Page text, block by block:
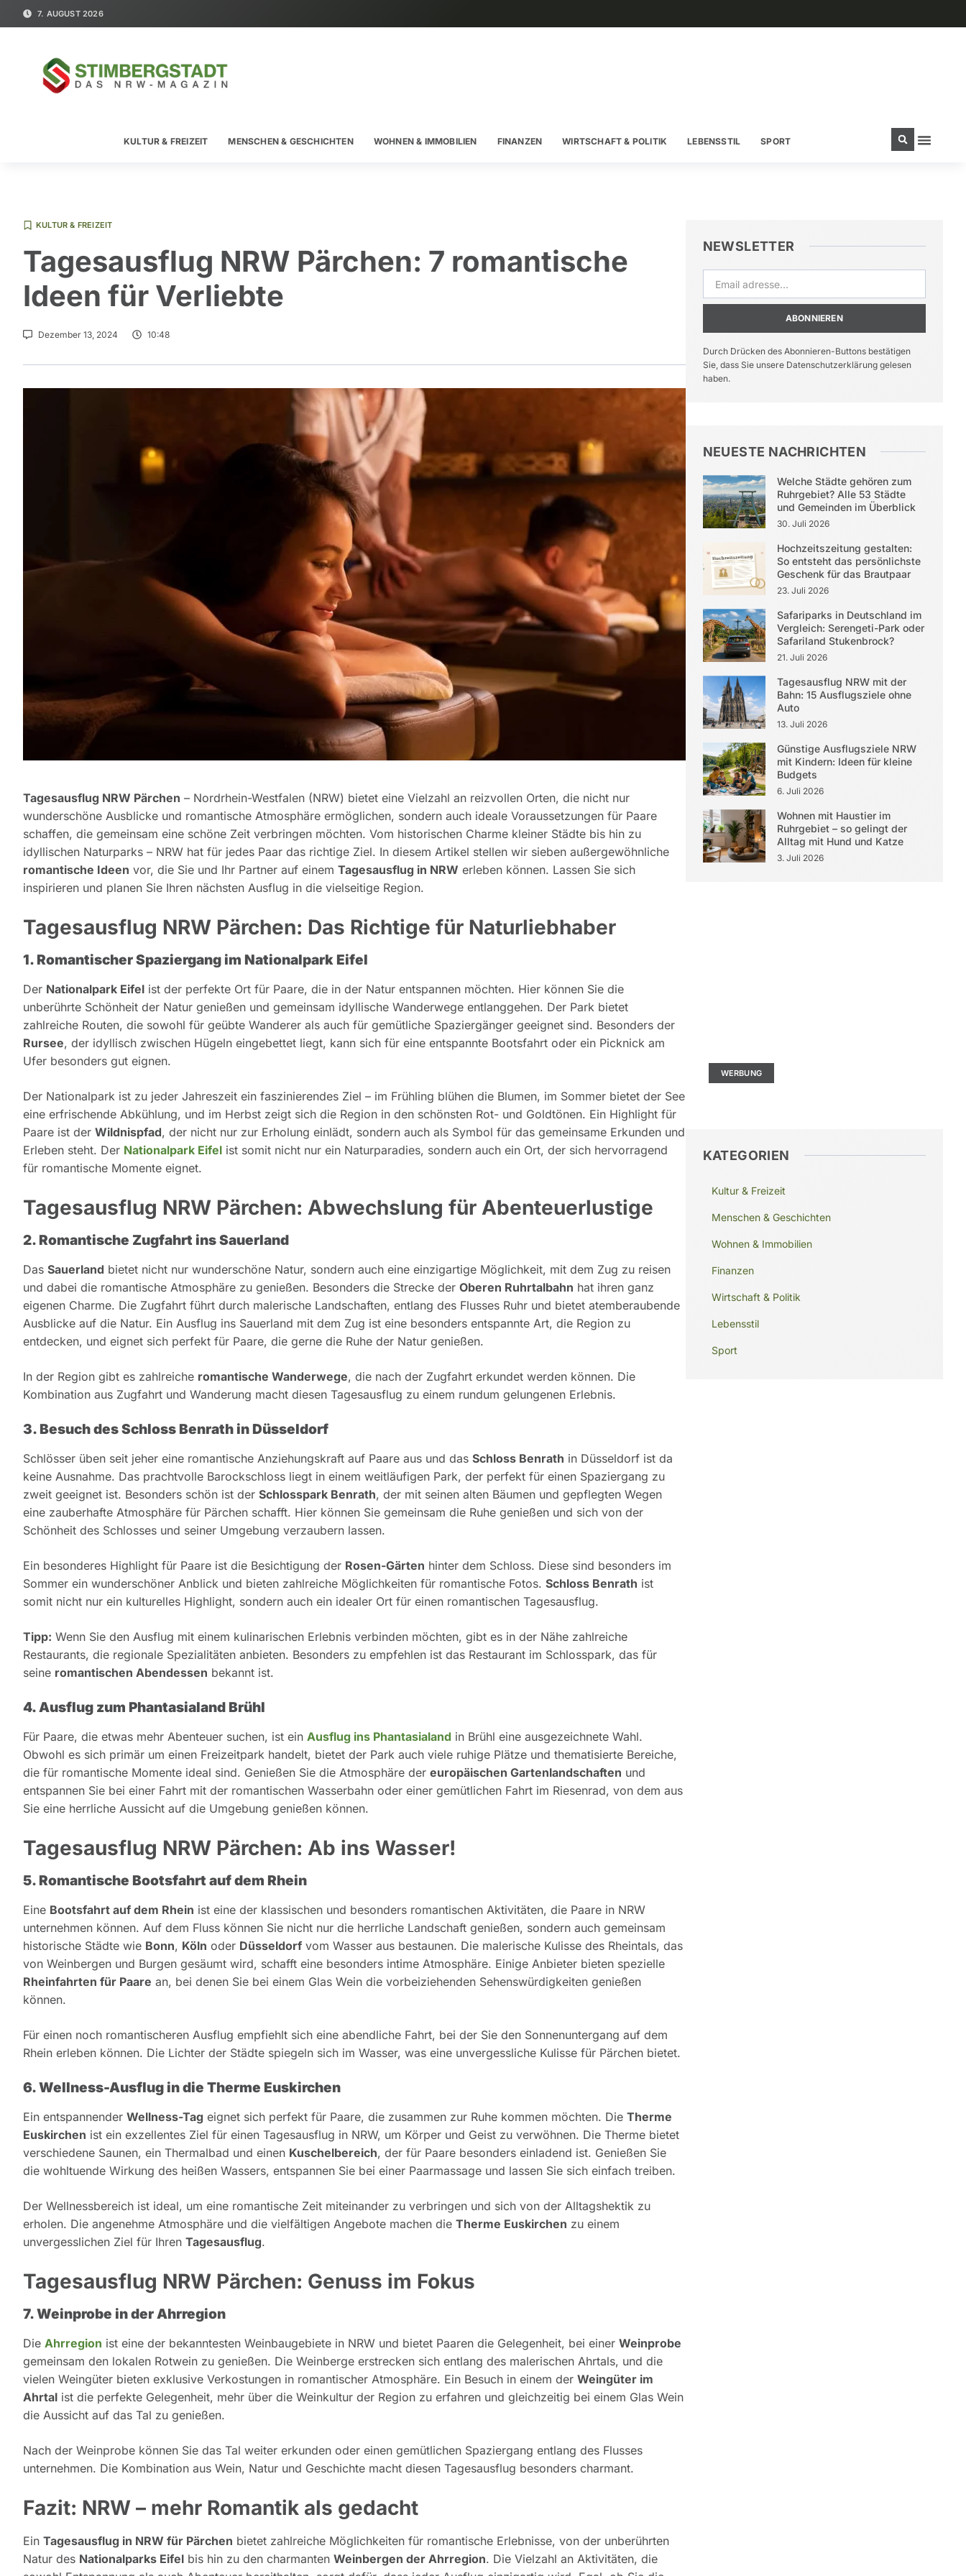
7. AUGUST 2026
KULTUR & FREIZEIT MENSCHEN & GESCHICHTEN WOHNEN & IMMOBILIEN FINANZEN WIRTSCHAFT & POLITIK LEBENSSTIL SPORT
KULTUR & FREIZEIT
Tagesausflug NRW Pärchen: 7 romantische
Ideen für Verliebte
Dezember 13, 2024 10:48
Tagesausflug NRW Pärchen – Nordrhein-Westfalen (NRW) bietet eine Vielzahl an reizvollen Orten, die nicht nur
wunderschöne Ausblicke und romantische Atmosphäre ermöglichen, sondern auch ideale Voraussetzungen für Paare
schaffen, die gemeinsam eine schöne Zeit verbringen möchten. Vom historischen Charme kleiner Städte bis hin zu
idyllischen Naturparks – NRW hat für jedes Paar das richtige Ziel. In diesem Artikel stellen wir sieben außergewöhnliche
romantische Ideen vor, die Sie und Ihr Partner auf einem Tagesausflug in NRW erleben können. Lassen Sie sich
inspirieren und planen Sie Ihren nächsten Ausflug in die vielseitige Region.
Tagesausflug NRW Pärchen: Das Richtige für Naturliebhaber
1. Romantischer Spaziergang im Nationalpark Eifel
Der Nationalpark Eifel ist der perfekte Ort für Paare, die in der Natur entspannen möchten. Hier können Sie die
unberührte Schönheit der Natur genießen und gemeinsam idyllische Wanderwege entlanggehen. Der Park bietet
zahlreiche Routen, die sowohl für geübte Wanderer als auch für gemütliche Spaziergänger geeignet sind. Besonders der
Rursee, der idyllisch zwischen Hügeln eingebettet liegt, kann sich für eine entspannte Bootsfahrt oder ein Picknick am
Ufer besonders gut eignen.
Der Nationalpark ist zu jeder Jahreszeit ein faszinierendes Ziel – im Frühling blühen die Blumen, im Sommer bietet der See
eine erfrischende Abkühlung, und im Herbst zeigt sich die Region in den schönsten Rot- und Goldtönen. Ein Highlight für
Paare ist der Wildnispfad, der nicht nur zur Erholung einlädt, sondern auch als Symbol für das gemeinsame Erkunden und
Erleben steht. Der Nationalpark Eifel ist somit nicht nur ein Naturparadies, sondern auch ein Ort, der sich hervorragend
für romantische Momente eignet.
Tagesausflug NRW Pärchen: Abwechslung für Abenteuerlustige
2. Romantische Zugfahrt ins Sauerland
Das Sauerland bietet nicht nur wunderschöne Natur, sondern auch eine einzigartige Möglichkeit, mit dem Zug zu reisen
und dabei die romantische Atmosphäre zu genießen. Besonders die Strecke der Oberen Ruhrtalbahn hat ihren ganz
eigenen Charme. Die Zugfahrt führt durch malerische Landschaften, entlang des Flusses Ruhr und bietet atemberaubende
Ausblicke auf die Natur. Ein Ausflug ins Sauerland mit dem Zug ist eine besonders entspannte Art, die Region zu
entdecken, und eignet sich perfekt für Paare, die gerne die Ruhe der Natur genießen.
In der Region gibt es zahlreiche romantische Wanderwege, die nach der Zugfahrt erkundet werden können. Die
Kombination aus Zugfahrt und Wanderung macht diesen Tagesausflug zu einem rundum gelungenen Erlebnis.
3. Besuch des Schloss Benrath in Düsseldorf
Schlösser üben seit jeher eine romantische Anziehungskraft auf Paare aus und das Schloss Benrath in Düsseldorf ist da
keine Ausnahme. Das prachtvolle Barockschloss liegt in einem weitläufigen Park, der perfekt für einen Spaziergang zu
zweit geeignet ist. Besonders schön ist der Schlosspark Benrath, der mit seinen alten Bäumen und gepflegten Wegen
eine zauberhafte Atmosphäre für Pärchen schafft. Hier können Sie gemeinsam die Ruhe genießen und sich von der
Schönheit des Schlosses und seiner Umgebung verzaubern lassen.
Ein besonderes Highlight für Paare ist die Besichtigung der Rosen-Gärten hinter dem Schloss. Diese sind besonders im
Sommer ein wunderschöner Anblick und bieten zahlreiche Möglichkeiten für romantische Fotos. Schloss Benrath ist
somit nicht nur ein kulturelles Highlight, sondern auch ein idealer Ort für einen romantischen Tagesausflug.
Tipp: Wenn Sie den Ausflug mit einem kulinarischen Erlebnis verbinden möchten, gibt es in der Nähe zahlreiche
Restaurants, die regionale Spezialitäten anbieten. Besonders zu empfehlen ist das Restaurant im Schlosspark, das für
seine romantischen Abendessen bekannt ist.
4. Ausflug zum Phantasialand Brühl
Für Paare, die etwas mehr Abenteuer suchen, ist ein Ausflug ins Phantasialand in Brühl eine ausgezeichnete Wahl.
Obwohl es sich primär um einen Freizeitpark handelt, bietet der Park auch viele ruhige Plätze und thematisierte Bereiche,
die für romantische Momente ideal sind. Genießen Sie die Atmosphäre der europäischen Gartenlandschaften und
entspannen Sie bei einer Fahrt mit der romantischen Wasserbahn oder einer gemütlichen Fahrt im Riesenrad, von dem aus
Sie eine herrliche Aussicht auf die Umgebung genießen können.
Tagesausflug NRW Pärchen: Ab ins Wasser!
5. Romantische Bootsfahrt auf dem Rhein
Eine Bootsfahrt auf dem Rhein ist eine der klassischen und besonders romantischen Aktivitäten, die Paare in NRW
unternehmen können. Auf dem Fluss können Sie nicht nur die herrliche Landschaft genießen, sondern auch gemeinsam
historische Städte wie Bonn, Köln oder Düsseldorf vom Wasser aus bestaunen. Die malerische Kulisse des Rheintals, das
von Weinbergen und Burgen gesäumt wird, schafft eine besonders intime Atmosphäre. Einige Anbieter bieten spezielle
Rheinfahrten für Paare an, bei denen Sie bei einem Glas Wein die vorbeiziehenden Sehenswürdigkeiten genießen
können.
Für einen noch romantischeren Ausflug empfiehlt sich eine abendliche Fahrt, bei der Sie den Sonnenuntergang auf dem
Rhein erleben können. Die Lichter der Städte spiegeln sich im Wasser, was eine unvergessliche Kulisse für Pärchen bietet.
6. Wellness-Ausflug in die Therme Euskirchen
Ein entspannender Wellness-Tag eignet sich perfekt für Paare, die zusammen zur Ruhe kommen möchten. Die Therme
Euskirchen ist ein exzellentes Ziel für einen Tagesausflug in NRW, um Körper und Geist zu verwöhnen. Die Therme bietet
verschiedene Saunen, ein Thermalbad und einen Kuschelbereich, der für Paare besonders einladend ist. Genießen Sie
die wohltuende Wirkung des heißen Wassers, entspannen Sie bei einer Paarmassage und lassen Sie sich einfach treiben.
Der Wellnessbereich ist ideal, um eine romantische Zeit miteinander zu verbringen und sich von der Alltagshektik zu
erholen. Die angenehme Atmosphäre und die vielfältigen Angebote machen die Therme Euskirchen zu einem
unvergesslichen Ziel für Ihren Tagesausflug.
Tagesausflug NRW Pärchen: Genuss im Fokus
7. Weinprobe in der Ahrregion
Die Ahrregion ist eine der bekanntesten Weinbaugebiete in NRW und bietet Paaren die Gelegenheit, bei einer Weinprobe
gemeinsam den lokalen Rotwein zu genießen. Die Weinberge erstrecken sich entlang des malerischen Ahrtals, und die
vielen Weingüter bieten exklusive Verkostungen in romantischer Atmosphäre. Ein Besuch in einem der Weingüter im
Ahrtal ist die perfekte Gelegenheit, mehr über die Weinkultur der Region zu erfahren und gleichzeitig bei einem Glas Wein
die Aussicht auf das Tal zu genießen.
Nach der Weinprobe können Sie das Tal weiter erkunden oder einen gemütlichen Spaziergang entlang des Flusses
unternehmen. Die Kombination aus Wein, Natur und Geschichte macht diesen Tagesausflug besonders charmant.
Fazit: NRW – mehr Romantik als gedacht
Ein Tagesausflug in NRW für Pärchen bietet zahlreiche Möglichkeiten für romantische Erlebnisse, von der unberührten
Natur des Nationalparks Eifel bis hin zu den charmanten Weinbergen der Ahrregion. Die Vielzahl an Aktivitäten, die
NEWSLETTER
ABONNIEREN
Durch Drücken des Abonnieren-Buttons bestätigen
Sie, dass Sie unsere Datenschutzerklärung gelesen
haben.
NEUESTE NACHRICHTEN
Welche Städte gehören zum
Ruhrgebiet? Alle 53 Städte
und Gemeinden im Überblick
30. Juli 2026
Hochzeitszeitung gestalten:
So entsteht das persönlichste
Geschenk für das Brautpaar
23. Juli 2026
Safariparks in Deutschland im
Vergleich: Serengeti-Park oder
Safariland Stukenbrock?
21. Juli 2026
Tagesausflug NRW mit der
Bahn: 15 Ausflugsziele ohne
Auto
13. Juli 2026
Günstige Ausflugsziele NRW
mit Kindern: Ideen für kleine
Budgets
6. Juli 2026
Wohnen mit Haustier im
Ruhrgebiet – so gelingt der
Alltag mit Hund und Katze
3. Juli 2026
WERBUNG
KATEGORIEN
Kultur & Freizeit
Menschen & Geschichten
Wohnen & Immobilien
Finanzen
Wirtschaft & Politik
Lebensstil
Sport